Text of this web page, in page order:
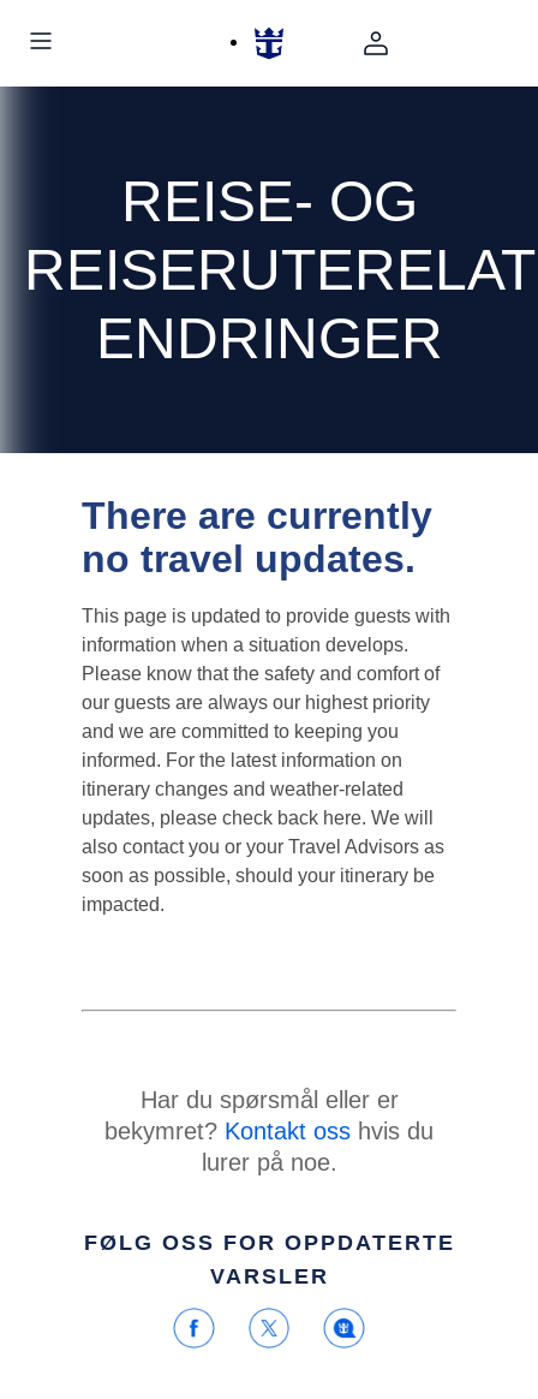
REISE- OG
ENDRINGER
There are currently
no travel updates.
This page is updated to provide guests with
information when a situation develops.
Please know that the safety and comfort of
our guests are always our highest priority
and we are committed to keeping you
informed. For the latest information on
itinerary changes and weather-related
updates, please check back here. We will
also contact you or your Travel Advisors as
soon as possible, should your itinerary be
impacted.
Har du spørsmål eller er
bekymret? Kontakt oss hvis du
lurer på noe.
FØLG OSS FOR OPPDATERTE
VARSLER